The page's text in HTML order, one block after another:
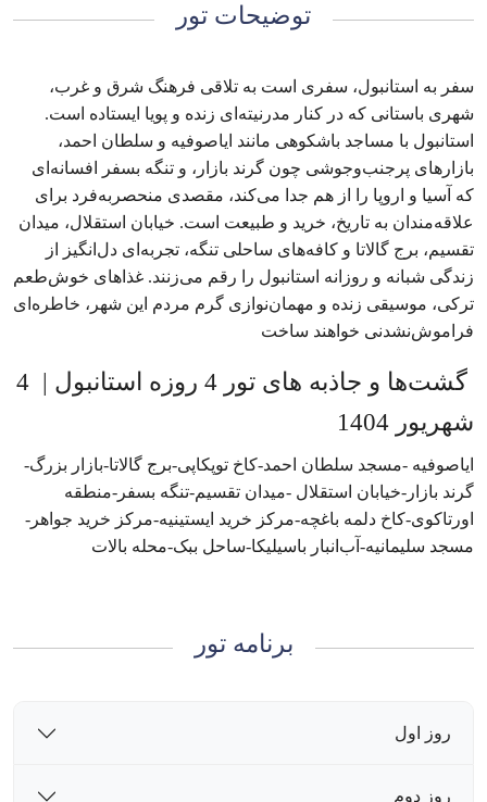
توضیحات تور
سفر به استانبول، سفری است به تلاقی فرهنگ شرق و غرب،
شهری باستانی که در کنار مدرنیته‌ای زنده و پویا ایستاده است.
استانبول با مساجد باشکوهی مانند ایاصوفیه و سلطان احمد،
بازارهای پرجنب‌وجوشی چون گرند بازار، و تنگه بسفر افسانه‌ای
که آسیا و اروپا را از هم جدا می‌کند، مقصدی منحصربه‌فرد برای
علاقه‌مندان به تاریخ، خرید و طبیعت است. خیابان استقلال، میدان
تقسیم، برج گالاتا و کافه‌های ساحلی تنگه، تجربه‌ای دل‌انگیز از
زندگی شبانه و روزانه استانبول را رقم می‌زنند. غذاهای خوش‌طعم
ترکی، موسیقی زنده و مهمان‌نوازی گرم مردم این شهر، خاطره‌ای
فراموش‌نشدنی خواهند ساخت
گشت‌ها و جاذبه های تور 4 روزه استانبول | 4
شهریور 1404
ایاصوفیه -مسجد سلطان احمد-کاخ توپکاپی-برج گالاتا-بازار بزرگ-
گرند بازار-خیابان استقلال -میدان تقسیم-تنگه بسفر-منطقه
اورتاکوی-کاخ دلمه باغچه-مرکز خرید ایستینیه-مرکز خرید جواهر-
مسجد سلیمانیه-آب‌انبار باسیلیکا-ساحل ببک-محله بالات
برنامه تور
روز اول
روز دوم